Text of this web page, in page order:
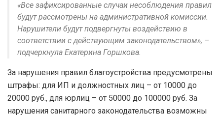
«Все зафиксированные случаи несоблюдения правил
будут рассмотрены на административной комиссии.
Нарушители будут подвергнуты воздействию в
соответствии с действующим законодательством», –
подчеркнула Екатерина Горшкова.
За нарушения правил благоустройства предусмотрены
штрафы: для ИП и должностных лиц – от 10000 до
20000 руб., для юрлиц – от 50000 до 100000 руб. За
нарушения санитарного законодательства возможны